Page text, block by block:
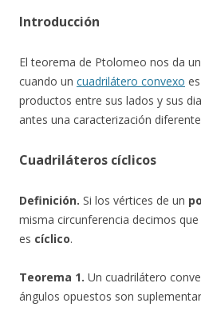
Introducción
El teorema de Ptolomeo nos da
cuando un cuadrilátero convexo
productos entre sus lados y sus
antes una caracterización
Cuadriláteros cíclicos
Definición. Si los vértices de un
misma circunferencia decimos
es cíclico.
Teorema 1. Un cuadrilátero
ángulos opuestos son